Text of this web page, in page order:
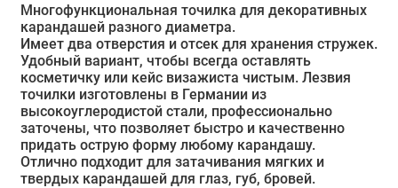
Многофункциональная точилка для декоративных
карандашей разного диаметра.
Имеет два отверстия и отсек для хранения стружек.
Удобный вариант, чтобы всегда оставлять
косметичку или кейс визажиста чистым. Лезвия
точилки изготовлены в Германии из
высокоуглеродистой стали, профессионально
заточены, что позволяет быстро и качественно
придать острую форму любому карандашу.
Отлично подходит для затачивания мягких и
твердых карандашей для глаз, губ, бровей.